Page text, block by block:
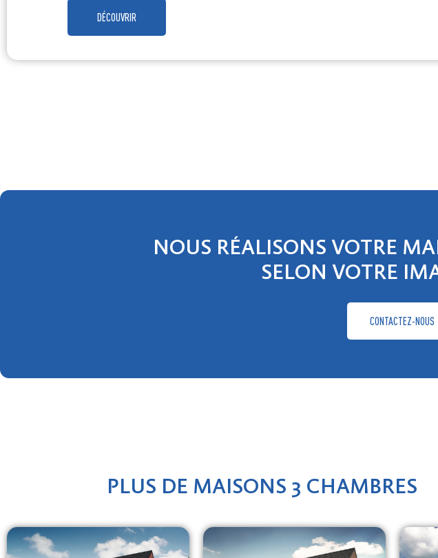
DÉCOUVRIR
NOUS RÉALISONS VOTRE
SELON VOTRE
CONTACTEZ-NOUS
PLUS DE MAISONS 3 CHAMBRES